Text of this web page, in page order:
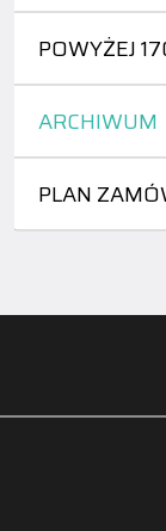
POWYŻEJ
ARCHIWUM
PLAN